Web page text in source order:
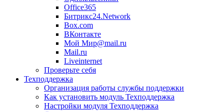
Office365
Битрикс24.Network
Box.com
ВКонтакте
Мой Мир@mail.ru
Mail.ru
Liveinternet
Проверьте себя
Техподдержка
Организация работы службы поддержки
Как установить модуль Техподдержка
Настройки модуля Техподдержка